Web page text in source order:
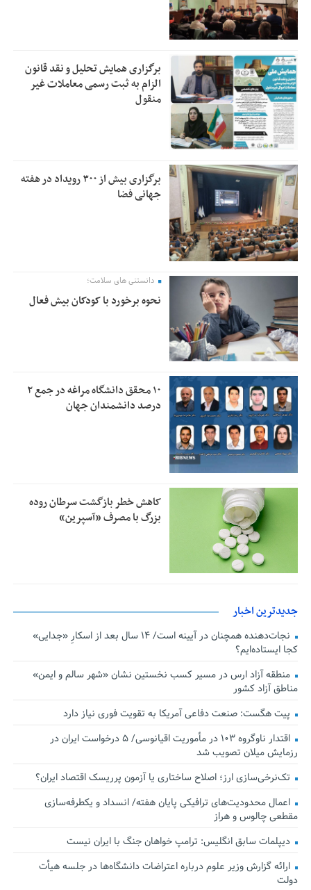
برگزاری همایش تحلیل و نقد قانون
الزام به ثبت رسمی معاملات غیر
منقول
برگزاری بیش از ۳۰۰ رویداد در هفته
جهانی فضا
دانستنی های سلامت؛
نحوه برخورد با کودکان بیش فعال
۱۰ محقق دانشگاه مراغه در جمع ۲
درصد دانشمندان جهان
کاهش خطر بازگشت سرطان روده
بزرگ با مصرف «آسپرین»
جدیدترین اخبار
نجات‌دهنده‌ همچنان در آیینه است/ ۱۴ سال بعد از اسکارِ «جدایی»
کجا ایستاده‌ایم؟
منطقه آزاد ارس در مسیر کسب نخستین نشان «شهر سالم و ایمن»
مناطق آزاد کشور
پیت هگست: صنعت دفاعی آمریکا به تقویت فوری نیاز دارد
اقتدار ناوگروه ۱۰۳ در مأموریت‌ اقیانوسی/ ۵ درخواست ایران در
رزمایش میلان تصویب شد
تک‌نرخی‌سازی ارز؛ اصلاح ساختاری یا آزمون پرریسک اقتصاد ایران؟
اعمال محدودیت‌های ترافیکی پایان هفته/ انسداد و یکطرفه‌سازی
مقطعی چالوس و هراز
دیپلمات سابق انگلیس:‌ ترامپ خواهان جنگ با ایران نیست
ارائه گزارش وزیر علوم درباره اعتراضات دانشگاه‌ها در جلسه هیأت
دولت